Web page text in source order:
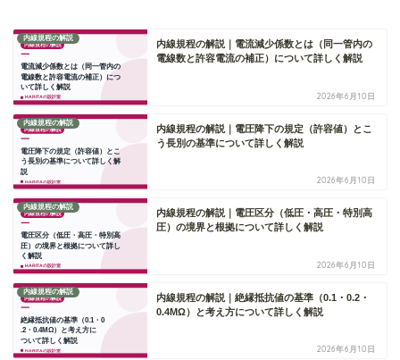
内線規程の解説
内線規程の解説｜電流減少係数とは（同一管内の
電線数と許容電流の補正）について詳しく解説
2026年6月10日
内線規程の解説
内線規程の解説｜電圧降下の規定（許容値）とこ
う長別の基準について詳しく解説
2026年6月10日
内線規程の解説
内線規程の解説｜電圧区分（低圧・高圧・特別高
圧）の境界と根拠について詳しく解説
2026年6月10日
内線規程の解説
内線規程の解説｜絶縁抵抗値の基準（0.1・0.2・
0.4MΩ）と考え方について詳しく解説
2026年6月10日